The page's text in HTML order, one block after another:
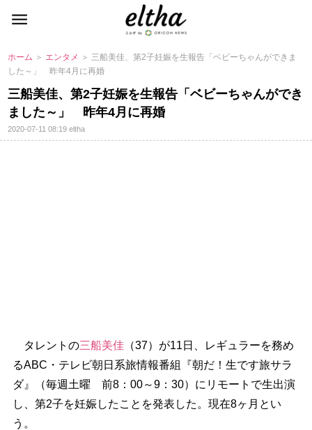
ホーム ＞ エンタメ ＞ 三船美佳、第2子妊娠を生報告「ベビーちゃんができま
した～」 昨年4月に再婚
三船美佳、第2子妊娠を生報告「ベビーちゃんができ
ました～」 昨年4月に再婚
2020-07-11 08:19eltha
タレントの三船美佳 （37）が11日、レギュラーを務め
るABC・テレビ朝日系旅情報番組『朝だ！生です旅サラ
ダ』（毎週土曜 前8：00～9：30）にリモートで生出演
し、第2子を妊娠したことを発表した。現在8ヶ月とい
う。